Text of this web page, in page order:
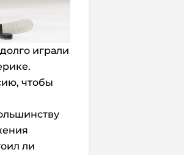
играли
чтобы
ли